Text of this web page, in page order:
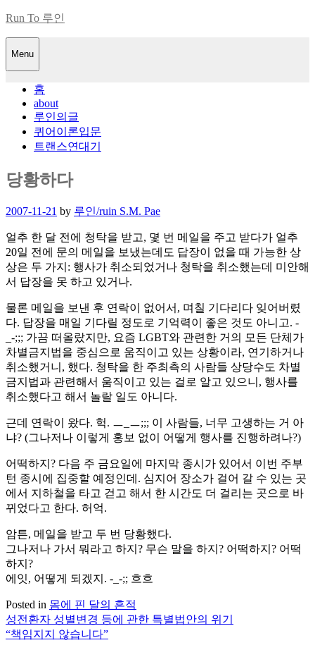
Skip
content
Run To 루인
Menu
홈
about
루인의글
퀴어이론입문
트랜스연대기
당황하다
Posted
2007-11-21 by 루인/ruin S.M. Pae
얼추 한 달 전에 청탁을 받고, 몇 번 메일을 주고 받다가 얼추
20일 전에 문의 메일을 보냈는데도 답장이 없을 때 가능한 상
상은 두 가지: 행사가 취소되었거나 청탁을 취소했는데 미안해
서 답장을 못 하고 있거나.
물론 메일을 보낸 후 연락이 없어서, 며칠 기다리다 잊어버렸
다. 답장을 매일 기다릴 정도로 기억력이 좋은 것도 아니고. -
_-;;; 가끔 떠올랐지만, 요즘 LGBT와 관련한 거의 모든 단체가
차별금지법을 중심으로 움직이고 있는 상황이라, 연기하거나
취소했거니, 했다. 청탁을 한 주최측의 사람들 상당수도 차별
금지법과 관련해서 움직이고 있는 걸로 알고 있으니, 행사를
취소했다고 해서 놀랄 일도 아니다.
근데 연락이 왔다. 헉. ㅡ_ㅡ;;; 이 사람들, 너무 고생하는 거 아
냐? (그나저나 이렇게 홍보 없이 어떻게 행사를 진행하려나?)
어떡하지? 다음 주 금요일에 마지막 종시가 있어서 이번 주부
턴 종시에 집중할 예정인데. 심지어 장소가 걸어 갈 수 있는 곳
에서 지하철을 타고 걷고 해서 한 시간도 더 걸리는 곳으로 바
뀌었다고 한다. 허억.
암튼, 메일을 받고 두 번 당황했다.
그나저나 가서 뭐라고 하지? 무슨 말을 하지? 어떡하지? 어떡
하지?
에잇, 어떻게 되겠지. -_-;; 흐흐
Posted in 몸에 핀 달의 흔적
글
성전환자 성별변경 등에 관한 특별법안의 위기
“책임지지 않습니다”